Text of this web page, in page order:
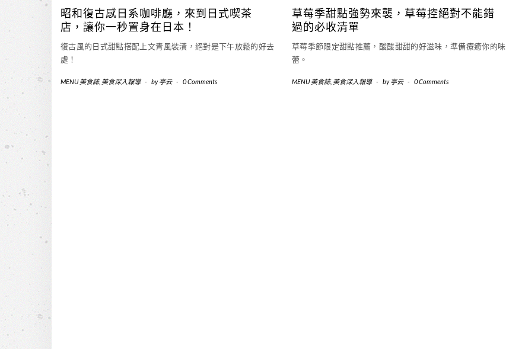
昭和復古感日系咖啡廳，來到日式喫茶
店，讓你一秒置身在日本！
復古風的日式甜點搭配上文青風裝潢，絕對是下午放鬆的好去
處！
MENU 美食誌, 美食深入報導 - by亭云 - 0 Comments
草莓季甜點強勢來襲，草莓控絕對不能錯
過的必收清單
草莓季節限定甜點推薦，酸酸甜甜的好滋味，準備療癒你的味
蕾。
MENU 美食誌, 美食深入報導 - by亭云 - 0 Comments